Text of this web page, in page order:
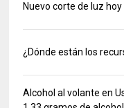
Nuevo corte de luz
¿Dónde están los
Alcohol al volante en